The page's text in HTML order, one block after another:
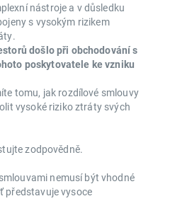
nástroje a v důsledku
s vysokým rizikem
došlo při obchodování s
poskytovatele ke vzniku
tomu, jak rozdílové smlouvy
vysoké riziko ztráty svých
zodpovědně.
nemusí být vhodné
představuje vysoce